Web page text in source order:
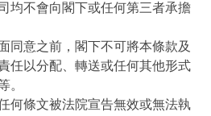
均不會向閣下或任何第三者承擔
同意之前，閣下不可將本條款及
任以分配、轉送或任何其他形式
。
何條文被法院宣告無效或無法執